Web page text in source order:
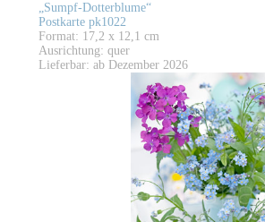
„Sumpf-Dotterblume“
Postkarte pk1022
Format: 17,2 x 12,1 cm
Ausrichtung: quer
Lieferbar: ab Dezember 2026